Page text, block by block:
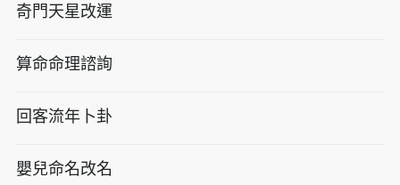
奇門天星改運
算命命理諮詢
回客流年卜卦
嬰兒命名改名